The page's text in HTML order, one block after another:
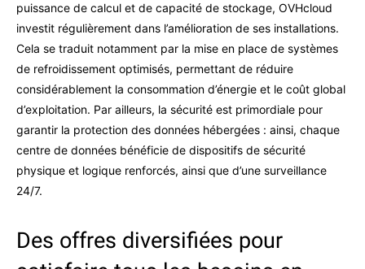
puissance de calcul et de capacité de stockage, OVHcloud
investit régulièrement dans l’amélioration de ses installations.
Cela se traduit notamment par la mise en place de systèmes
de refroidissement optimisés, permettant de réduire
considérablement la consommation d’énergie et le coût global
d’exploitation. Par ailleurs, la sécurité est primordiale pour
garantir la protection des données hébergées : ainsi, chaque
centre de données bénéficie de dispositifs de sécurité
physique et logique renforcés, ainsi que d’une surveillance
24/7.
Des offres diversifiées pour